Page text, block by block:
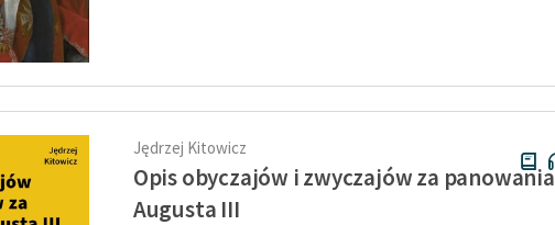
Jędrzej Kitowicz
Opis obyczajów i zwyczajów za panowania
Augusta III